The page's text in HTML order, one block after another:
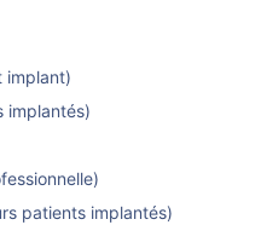
implant)
implantés)
patients implantés)